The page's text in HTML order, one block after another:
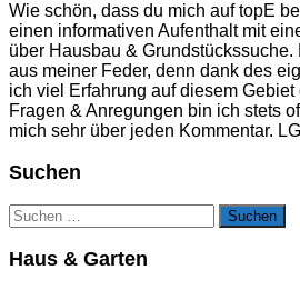
Wie schön, dass du mich auf topE
einen informativen Aufenthalt mit
über Hausbau &
aus meiner Feder, denn dank des
ich viel Erfahrung auf diesem
Fragen & Anregungen bin ich stets
mich sehr über jeden Kommentar.
Suchen
Suchen
nach:
Haus & Garten